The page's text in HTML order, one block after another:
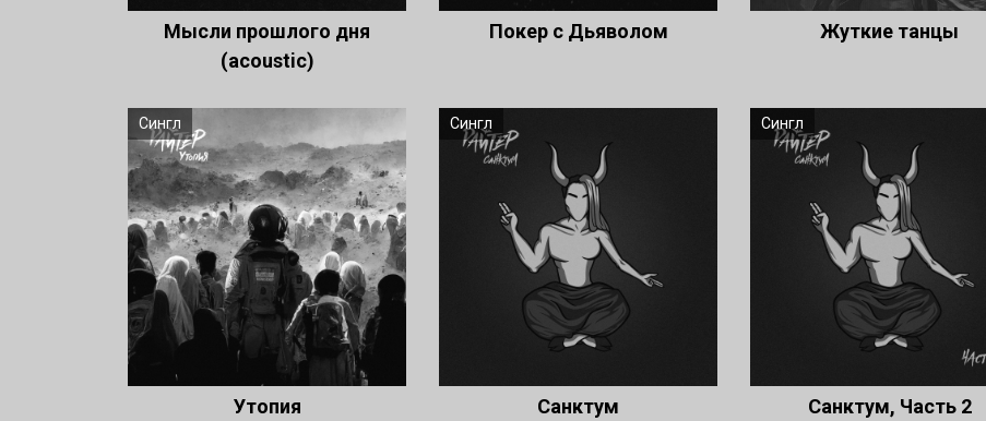
Мысли прошлого дня
(acoustic)
Покер с Дьяволом Жуткие танцы
Сингл
Утопия
Сингл
Санктум
Сингл
Санктум, Часть 2